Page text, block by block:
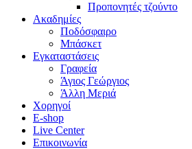
Προπονητές τζούντο
Ακαδημίες
Ποδόσφαιρο
Μπάσκετ
Εγκαταστάσεις
Γραφεία
Άγιος Γεώργιος
Άλλη Μεριά
Χορηγοί
E-shop
Live Center
Επικοινωνία